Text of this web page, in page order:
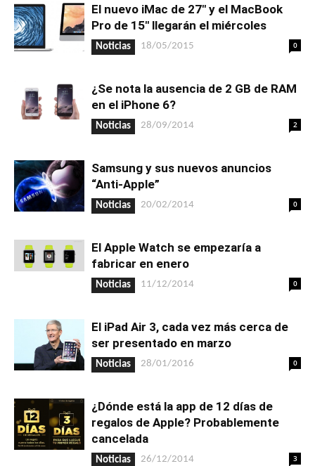
El nuevo iMac de 27″ y el MacBook
Pro de 15″ llegarán el miércoles
Noticias 18/05/2015 0
¿Se nota la ausencia de 2 GB de RAM
en el iPhone 6?
Noticias 28/09/2014 2
Samsung y sus nuevos anuncios
“Anti-Apple”
Noticias 20/02/2014 0
El Apple Watch se empezaría a
fabricar en enero
Noticias 11/12/2014 0
El iPad Air 3, cada vez más cerca de
ser presentado en marzo
Noticias 28/01/2016 0
¿Dónde está la app de 12 días de
regalos de Apple? Probablemente
cancelada
Noticias 26/12/2014 3